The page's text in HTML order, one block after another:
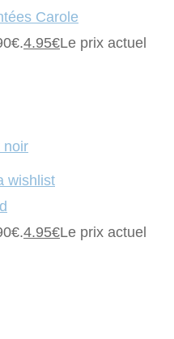
Carole
4.95€Le prix actuel
wishlist
4.95€Le prix actuel